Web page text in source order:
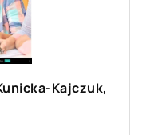
Kajczuk,